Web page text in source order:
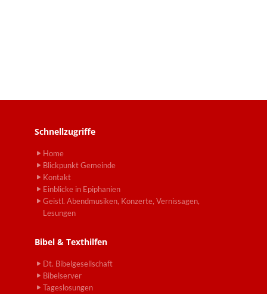
Schnellzugriffe
Home
Blickpunkt Gemeinde
Kontakt
Einblicke in Epiphanien
Geistl. Abendmusiken, Konzerte, Vernissagen,
Lesungen
Bibel & Texthilfen
Dt. Bibelgesellschaft
Bibelserver
Tageslosungen